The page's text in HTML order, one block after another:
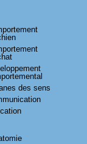
des sens